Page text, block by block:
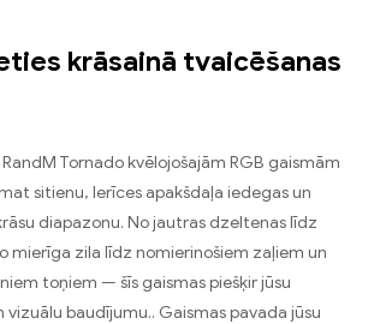
krāsainā tvaicēšanas
Tornado kvēlojošajām RGB gaismām
sitienu, Ierīces apakšdaļa iedegas un
diapazonu. No jautras dzeltenas līdz
mierīga zila līdz nomierinošiem zaļiem un
toņiem — šīs gaismas piešķir jūsu
vizuālu baudījumu.. Gaismas pavada jūsu